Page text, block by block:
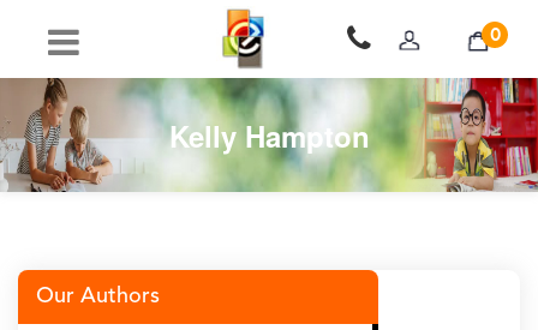
0
Kelly Hampton
Our Authors